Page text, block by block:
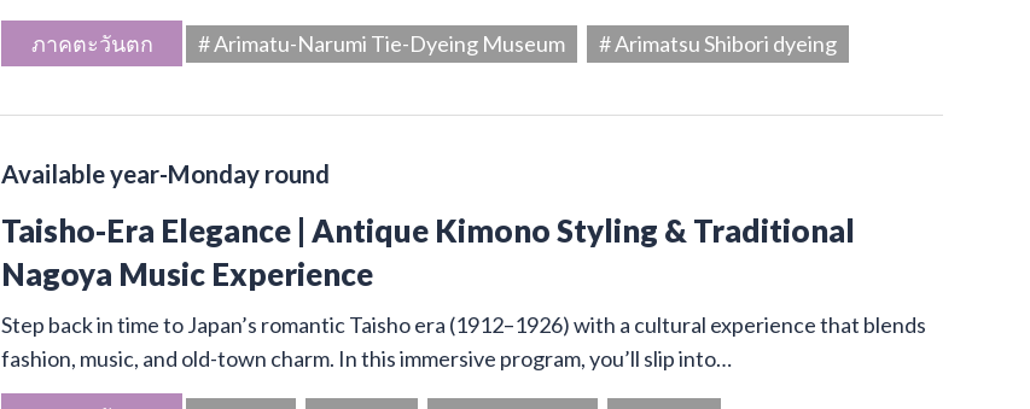
ภาคตะวันตก # Arimatu-Narumi Tie-Dyeing Museum # Arimatsu Shibori dyeing
Available year-Monday round
Taisho-Era Elegance | Antique Kimono Styling & Traditional
Nagoya Music Experience
Step back in time to Japan’s romantic Taisho era (1912–1926) with a cultural experience that blends
fashion, music, and old-town charm. In this immersive program, you’ll slip into…